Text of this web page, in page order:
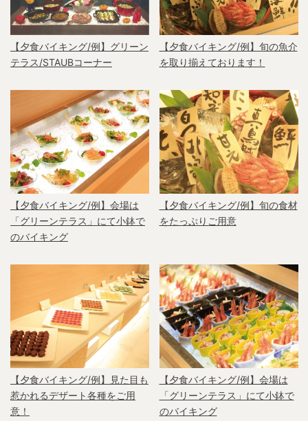
【夕食バイキング/例】グリーン
テラス/STAUBコーナー
【夕食バイキング/例】旬の魚介
を取り揃えております！
【夕食バイキング/例】会場は
「グリーンテラス」にて小鉢で
のバイキング
【夕食バイキング/例】旬の食材
をたっぷりご用意
【夕食バイキング/例】見た目も
惹かれるデザート各種をご用
意！
【夕食バイキング/例】会場は
「グリーンテラス」にて小鉢で
のバイキング